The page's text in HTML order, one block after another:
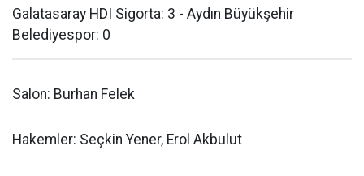
Galatasaray HDI Sigorta: 3 - Aydın Büyükşehir
Belediyespor: 0
Salon: Burhan Felek
Hakemler: Seçkin Yener, Erol Akbulut